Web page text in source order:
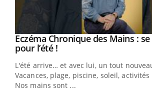
Youtube
Eczéma Chronique des Mains :
pour l’été !Youtube
L'été arrive… et avec lui, un tout
Vacances, plage, piscine, soleil,
Nos mains sont ...